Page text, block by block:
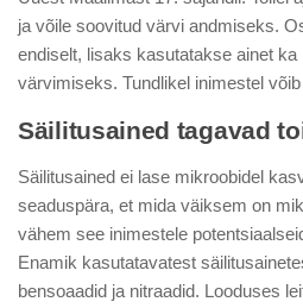
ja võile soovitud värvi andmiseks.
endiselt, lisaks kasutatakse ainet
värvimiseks. Tundlikel inimestel
Säilitusained tagavad
Säilitusained ei lase mikroobidel
seaduspära, et mida väiksem on
vähem see inimestele
Enamik kasutatavatest
bensoaadid ja nitraadid. Looduses